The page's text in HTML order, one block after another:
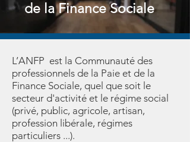
de la Finance Sociale
L’ANFP est la Communauté des
professionnels de la Paie et de la
Finance Sociale, quel que soit le
secteur d'activité et le régime social
(privé, public, agricole, artisan,
profession libérale, régimes
particuliers ...).